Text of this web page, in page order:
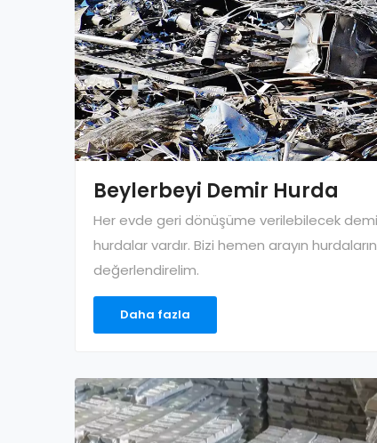
Beylerbeyi Demir Hurda
Her evde geri dönüşüme verilebilecek
hurdalar vardır. Bizi hemen arayın
değerlendirelim.
Daha fazla